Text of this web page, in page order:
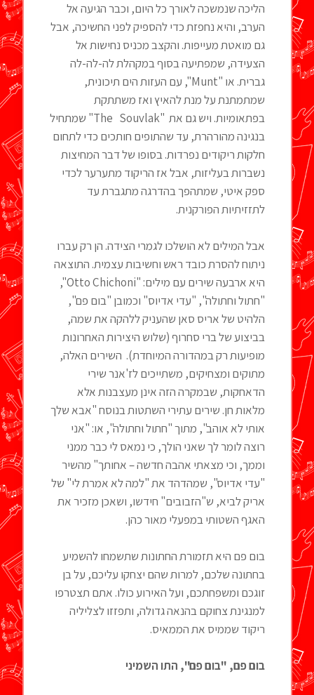
הליכה שנמשכה לאורך כל היום, וכבר הגיעה אל
הערב, והיא נחפזת כדי להספיק לפני החשיכה, אבל
גם מואטת מעייפות. והקצב מכניס נחישות אל
הצעידה, שמפתיעה בסוף במקהלת לה-לה-לה
גברית. או "Munt", עם העזות הים תיכונית,
שמתמתנת על מנת להאיץ ואז משתתקת
בפתאומיות. ויש גם את "The Souvlak" שמתחיל
בנגינה מהורהרת, עד שהתופים חותכים כדי לתחום
חלקות ריקודים נפרדות. בסופו של דבר המחיצות
נשברות בעליזות, אבל אז הריקוד מתערער לכדי
ספק איטי, שמתהפך בהדרגה מתגברת עד
לתזזיתיות הפורקנית.
אבל המילים לא הושלכו לגמרי הצידה. הן רק עברו
ניתוח להסרת כובד ראש וחשיבות עצמית. התוצאה
היא ארבעה שירים עם מילים: "Otto Chichoni",
"חתול וחתולה", "עדי אדיוס" וכמובן "בום פם",
הלהיט של אריס סאן שהעניק ללהקה את שמה,
בביצוע של ברי סחרוף (שלוש היצירות האחרונות
מופיעות רק במהדורה המיוחדת). השירים האלה,
מתוקים ומצחיקים, משתייכים לז'אנר שירי
הדאחקות, שבמקרה הזה אינן מעצבנות אלא
מלאות חן. שירים עתירי השתטות בנוסח "אבא שלך
אותי לא אוהב", מתוך "חתול וחתולה", או: "אני
רוצה לומר לך שאני הולך, כי נמאס לי כבר ממני
וממך, וכי מצאתי אהבה חדשה – אחותך" מהשיר
"עדי אדיוס", שמהדהד את "למה לא אמרת לי" של
אריק לביא, ש"הזבובים" חידשו, ושאכן מזכיר את
האגף השטותי במפעלי מאור כהן.
בום פם היא תזמורת החתונות שתשמחו להשמיע
בחתונה שלכם, למרות שהם יצחקו עליכם, על בן
זוגכם ומשפחתכם, ועל האירוע כולו. אתם תצטרפו
למנגינת צחוקם בהנאה גדולה, ותפזזו לצליליה
ריקוד שממיס את הממאיס.
בום פם, "בום פם", התו השמיני